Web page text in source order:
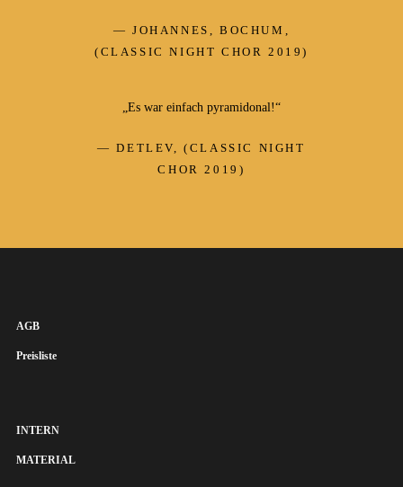
JOHANNES, BOCHUM,
(CLASSIC NIGHT CHOR 2019)
„Es war einfach pyramidonal!“
DETLEV, (CLASSIC NIGHT
CHOR 2019)
AGB
Preisliste
INTERN
MATERIAL